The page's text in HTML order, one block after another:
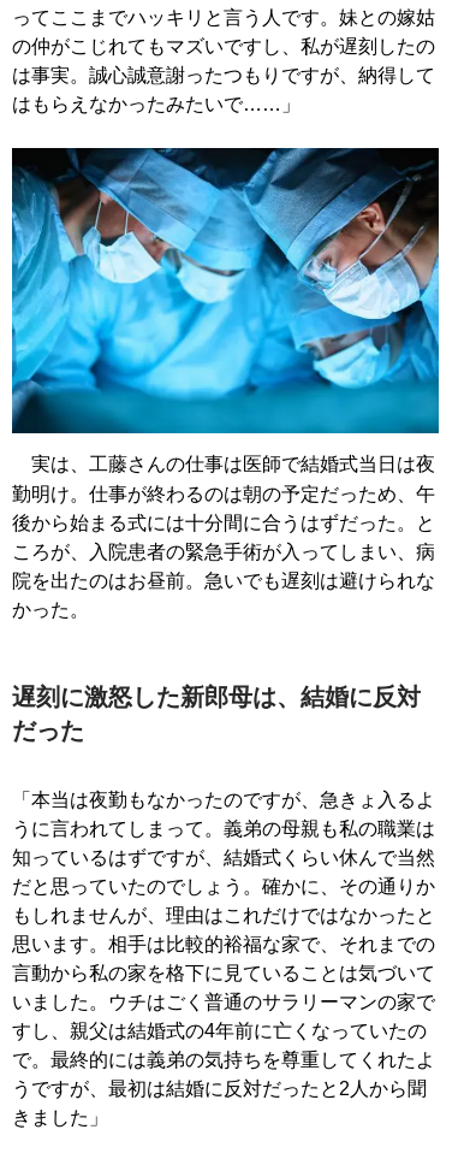
ってここまでハッキリと言う人です。妹との嫁姑
の仲がこじれてもマズいですし、私が遅刻したの
は事実。誠心誠意謝ったつもりですが、納得して
はもらえなかったみたいで……」
実は、工藤さんの仕事は医師で結婚式当日は夜
勤明け。仕事が終わるのは朝の予定だっため、午
後から始まる式には十分間に合うはずだった。と
ころが、入院患者の緊急手術が入ってしまい、病
院を出たのはお昼前。急いでも遅刻は避けられな
かった。
遅刻に激怒した新郎母は、結婚に反対
だった
「本当は夜勤もなかったのですが、急きょ入るよ
うに言われてしまって。義弟の母親も私の職業は
知っているはずですが、結婚式くらい休んで当然
だと思っていたのでしょう。確かに、その通りか
もしれませんが、理由はこれだけではなかったと
思います。相手は比較的裕福な家で、それまでの
言動から私の家を格下に見ていることは気づいて
いました。ウチはごく普通のサラリーマンの家で
すし、親父は結婚式の4年前に亡くなっていたの
で。最終的には義弟の気持ちを尊重してくれたよ
うですが、最初は結婚に反対だったと2人から聞
きました」